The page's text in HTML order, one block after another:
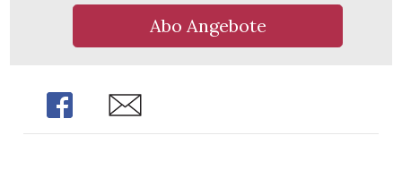
Abo Angebote
Share Share